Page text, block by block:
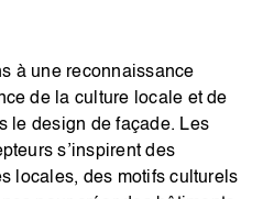
à une reconnaissance
de la culture locale et de
le design de façade. Les
s’inspirent des
locales, des motifs culturels